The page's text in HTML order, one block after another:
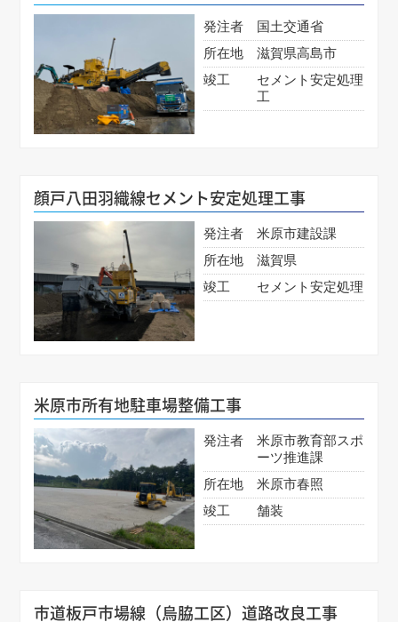
発注者
国土交通省
所在地
滋賀県高島市
竣工
セメント安定処理
工
顔戸八田羽織線セメント安定処理工事
発注者
米原市建設課
所在地
滋賀県
竣工
セメント安定処理
米原市所有地駐車場整備工事
発注者
米原市教育部スポ
ーツ推進課
所在地
米原市春照
竣工
舗装
市道板戸市場線（烏脇工区）道路改良工事